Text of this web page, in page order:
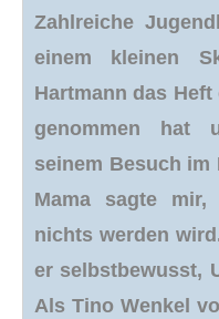
Zahlreiche
einem kleinen
Hartmann das
genommen hat
seinem Besuch im
Mama sagte mir,
nichts werden
er selbstbewusst,
Als Tino Wenkel